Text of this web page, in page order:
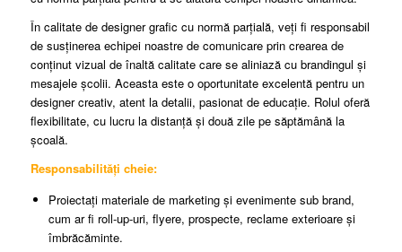
În calitate de designer grafic cu normă parțială, veți fi responsabil
de susținerea echipei noastre de comunicare prin crearea de
conținut vizual de înaltă calitate care se aliniază cu brandingul și
mesajele școlii. Aceasta este o oportunitate excelentă pentru un
designer creativ, atent la detalii, pasionat de educație. Rolul oferă
flexibilitate, cu lucru la distanță și două zile pe săptămână la
școală.
Responsabilități cheie:
Proiectați materiale de marketing și evenimente sub brand,
cum ar fi roll-up-uri, flyere, prospecte, reclame exterioare și
îmbrăcăminte.